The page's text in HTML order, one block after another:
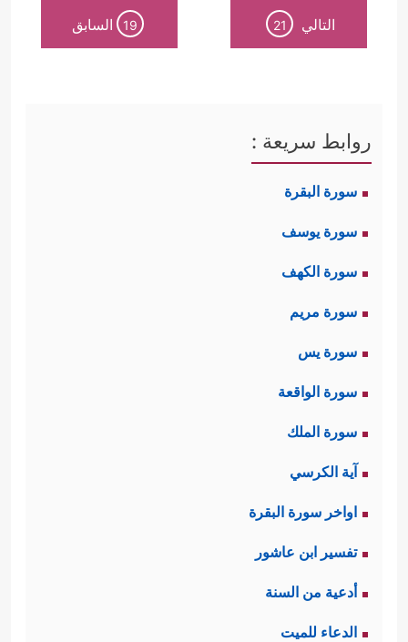
التالي 21
19 السابق
روابط سريعة :
سورة البقرة
سورة يوسف
سورة الكهف
سورة مريم
سورة يس
سورة الواقعة
سورة الملك
آية الكرسي
اواخر سورة البقرة
تفسير ابن عاشور
أدعية من السنة
الدعاء للميت